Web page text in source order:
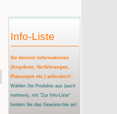
Info-Liste
Sie können Informationen
(Angebote, Vorführungen,
Planungen etc.) anfordern!
Wählen Sie Produkte aus (auch
mehrere), mit "Zur Info-Liste"
fordern Sie das Gewünschte an!